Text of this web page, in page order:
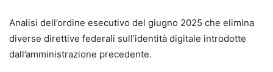
Analisi dell’ordine esecutivo del giugno 2025 che elimina
diverse direttive federali sull’identità digitale introdotte
dall’amministrazione precedente.